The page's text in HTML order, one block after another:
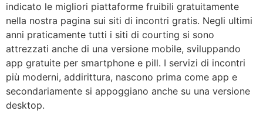
indicato le migliori piattaforme fruibili gratuitamente
nella nostra pagina sui siti di incontri gratis. Negli ultimi
anni praticamente tutti i siti di courting si sono
attrezzati anche di una versione mobile, sviluppando
app gratuite per smartphone e pill. I servizi di incontri
più moderni, addirittura, nascono prima come app e
secondariamente si appoggiano anche su una versione
desktop.